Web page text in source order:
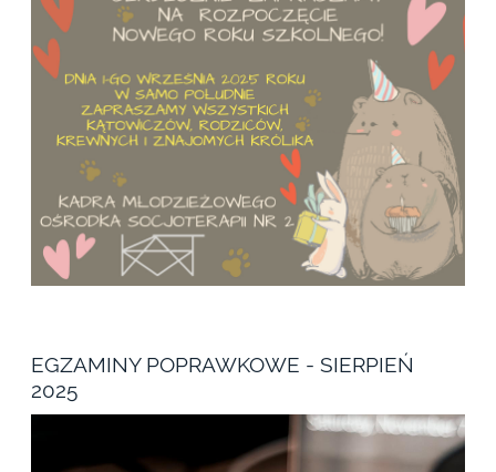
EGZAMINY POPRAWKOWE - SIERPIEŃ
2025